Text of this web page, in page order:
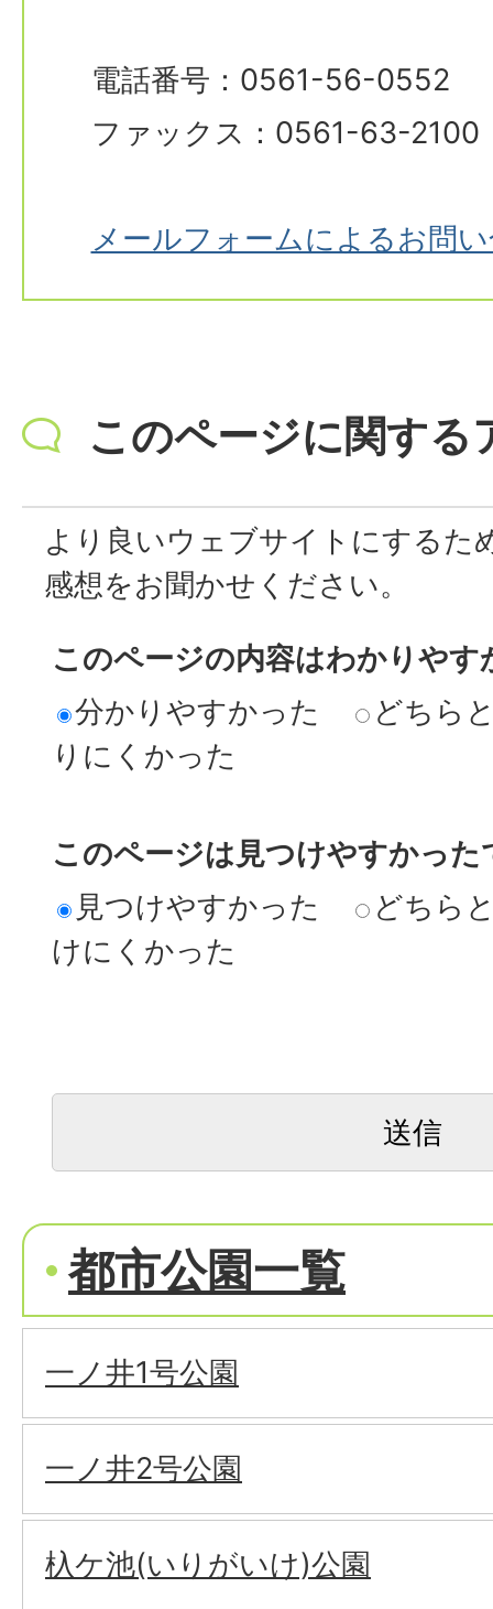
電話番号：0561-56-0552
ファックス：0561-63-2100
メールフォームによるお問
このページに関する
より良いウェブサイトにするた
感想をお聞かせください。
このページの内容はわかりやす
分かりやすかった
どちら
りにくかった
このページは見つけやすかった
見つけやすかった
どちら
けにくかった
都市公園一覧
一ノ井1号公園
一ノ井2号公園
杁ケ池(いりがいけ)公園